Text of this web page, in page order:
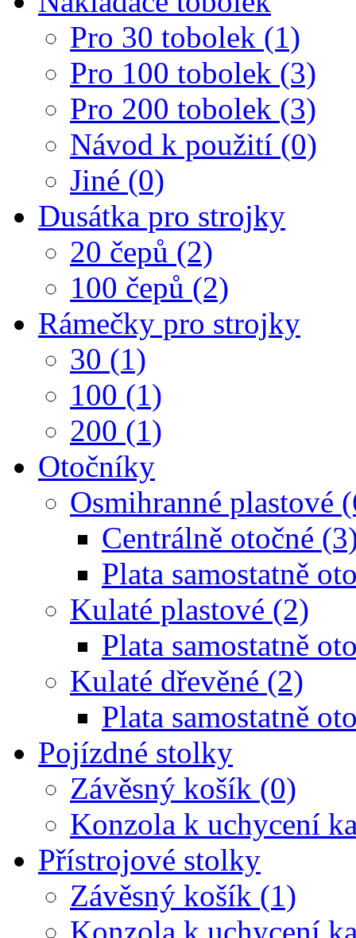
Pro 30 tobolek (1)
Pro 100 tobolek (3)
Pro 200 tobolek (3)
Návod k použití (0)
Jiné (0)
Dusátka pro strojky
20 čepů (2)
100 čepů (2)
Rámečky pro strojky
30 (1)
100 (1)
200 (1)
Otočníky
Osmihranné plastové
Centrálně otočné
Plata samostatně
Kulaté plastové (2)
Plata samostatně
Kulaté dřevěné (2)
Plata samostatně
Pojízdné stolky
Závěsný košík (0)
Konzola k uchycení
Přístrojové stolky
Závěsný košík (1)
Konzola k uchycení